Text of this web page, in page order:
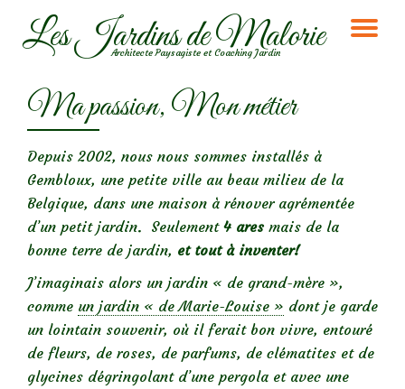
AllerLes Jardins de Malorie
Architecte Paysagiste et Coaching Jardin
Ma passion, Mon métier
Depuis 2002, nous nous sommes installés à
Gembloux, une petite ville au beau milieu de la
Belgique, dans une maison à rénover agrémentée
d’un petit jardin. Seulement4 ares mais de la
bonne terre de jardin, et tout à inventer!
J’imaginais alors un jardin « de grand-mère »,
comme un jardin « de Marie-Louise » dont je garde
un lointain souvenir, où il ferait bon vivre, entouré
de fleurs, de roses, de parfums, de clématites et de
glycines dégringolant d’une pergola et avec une